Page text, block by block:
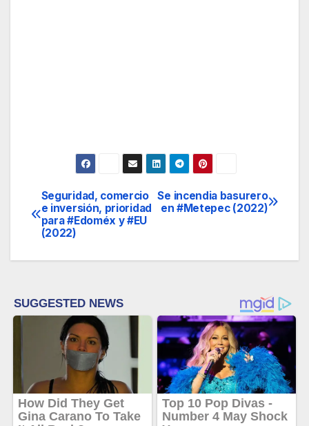
Navegación
de
entradas
Se incendia basurero
en #Metepec (2022)
Seguridad, comercio
e inversión, prioridad
para #Edoméx y #EU
(2022)